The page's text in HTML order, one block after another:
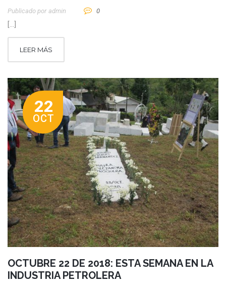
Publicado por Admin 0
[…]
LEER MÁS
22
OCT
OCTUBRE 22 DE 2018: ESTA SEMANA EN LA
INDUSTRIA PETROLERA